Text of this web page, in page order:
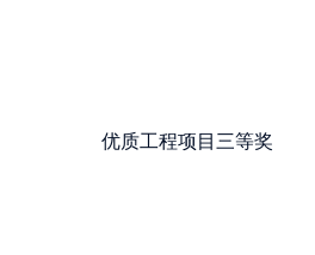
优质工程项目三等奖